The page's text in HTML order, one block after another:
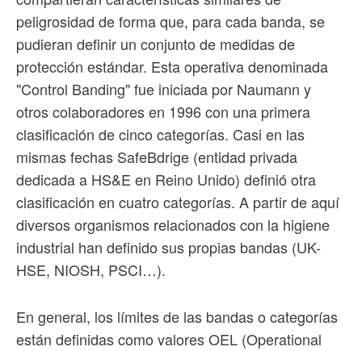
peligrosidad de forma que, para cada banda, se
pudieran definir un conjunto de medidas de
protección estándar. Esta operativa denominada
"Control Banding" fue iniciada por Naumann y
otros colaboradores en 1996 con una primera
clasificación de cinco categorías. Casi en las
mismas fechas SafeBdrige (entidad privada
dedicada a HS&E en Reino Unido) definió otra
clasificación en cuatro categorías. A partir de aquí
diversos organismos relacionados con la higiene
industrial han definido sus propias bandas (UK-
HSE, NIOSH, PSCI…).
En general, los límites de las bandas o categorías
están definidas como valores OEL (Operational